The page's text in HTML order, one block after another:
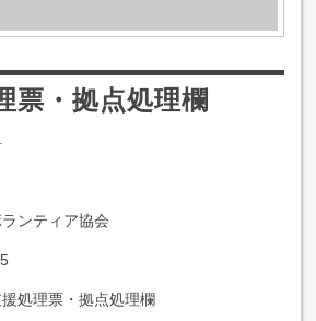
票・拠点処理欄
ンティア協会
処理票・拠点処理欄